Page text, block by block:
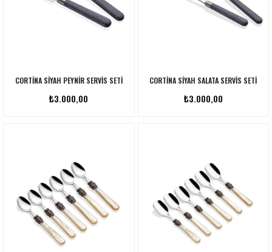
CORTINA SIYAH PEYNIR SERVIS SETI
₺3.000,00
CORTINA SIYAH SALATA SERVIS SETI
₺3.000,00